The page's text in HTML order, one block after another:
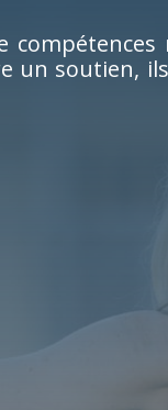
compétences
un soutien,